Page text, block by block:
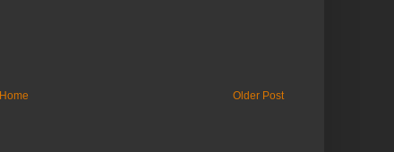
Older Post
Home